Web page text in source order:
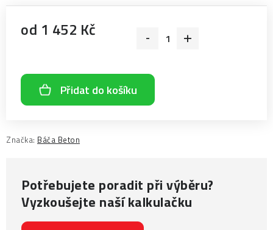
od 1 452 Kč
Přidat do košíku
Značka: Báča Beton
Potřebujete poradit při výběru?
Vyzkoušejte naší kalkulačku